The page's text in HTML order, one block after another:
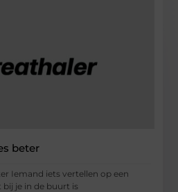
beter
Iemand iets vertellen op een
je in de buurt is